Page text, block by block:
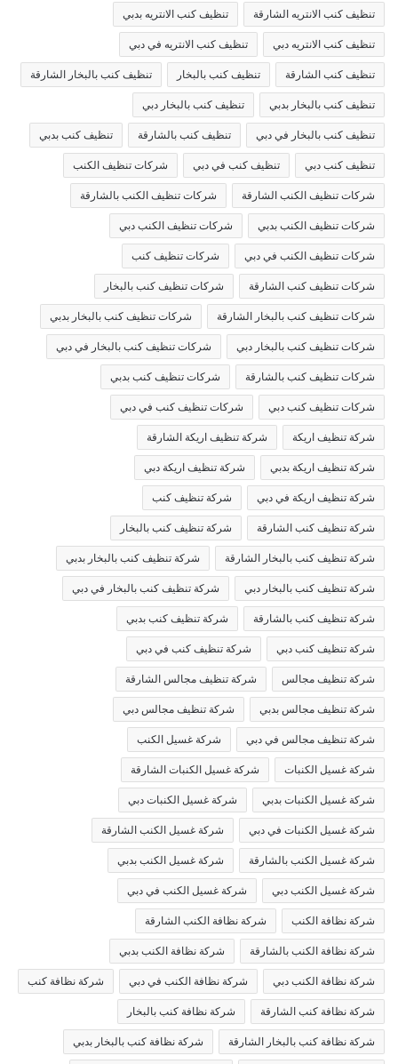
تنظيف كنب الانتريه الشارقة تنظيف كنب الانتريه بدبي
تنظيف كنب الانتريه دبي تنظيف كنب الانتريه في دبي
تنظيف كنب الشارقة تنظيف كنب بالبخار تنظيف كنب بالبخار الشارقة
تنظيف كنب بالبخار بدبي تنظيف كنب بالبخار دبي
تنظيف كنب بالبخار في دبي تنظيف كنب بالشارقة تنظيف كنب بدبي
تنظيف كنب دبي تنظيف كنب في دبي شركات تنظيف الكنب
شركات تنظيف الكنب الشارقة شركات تنظيف الكنب بالشارقة
شركات تنظيف الكنب بدبي شركات تنظيف الكنب دبي
شركات تنظيف الكنب في دبي شركات تنظيف كنب
شركات تنظيف كنب الشارقة شركات تنظيف كنب بالبخار
شركات تنظيف كنب بالبخار الشارقة شركات تنظيف كنب بالبخار بدبي
شركات تنظيف كنب بالبخار دبي شركات تنظيف كنب بالبخار في دبي
شركات تنظيف كنب بالشارقة شركات تنظيف كنب بدبي
شركات تنظيف كنب دبي شركات تنظيف كنب في دبي
شركة تنظيف اريكة شركة تنظيف اريكة الشارقة
شركة تنظيف اريكة بدبي شركة تنظيف اريكة دبي
شركة تنظيف اريكة في دبي شركة تنظيف كنب
شركة تنظيف كنب الشارقة شركة تنظيف كنب بالبخار
شركة تنظيف كنب بالبخار الشارقة شركة تنظيف كنب بالبخار بدبي
شركة تنظيف كنب بالبخار دبي شركة تنظيف كنب بالبخار في دبي
شركة تنظيف كنب بالشارقة شركة تنظيف كنب بدبي
شركة تنظيف كنب دبي شركة تنظيف كنب في دبي
شركة تنظيف مجالس شركة تنظيف مجالس الشارقة
شركة تنظيف مجالس بدبي شركة تنظيف مجالس دبي
شركة تنظيف مجالس في دبي شركة غسيل الكنب
شركة غسيل الكنبات شركة غسيل الكنبات الشارقة
شركة غسيل الكنبات بدبي شركة غسيل الكنبات دبي
شركة غسيل الكنبات في دبي شركة غسيل الكنب الشارقة
شركة غسيل الكنب بالشارقة شركة غسيل الكنب بدبي
شركة غسيل الكنب دبي شركة غسيل الكنب في دبي
شركة نظافة الكنب شركة نظافة الكنب الشارقة
شركة نظافة الكنب بالشارقة شركة نظافة الكنب بدبي
شركة نظافة الكنب دبي شركة نظافة الكنب في دبي شركة نظافة كنب
شركة نظافة كنب الشارقة شركة نظافة كنب بالبخار
شركة نظافة كنب بالبخار الشارقة شركة نظافة كنب بالبخار بدبي